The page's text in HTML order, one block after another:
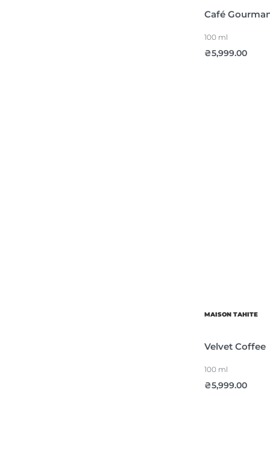
Café
100 ml
₴5,999.00
MAISON TAHITE
Velvet Coffee
100 ml
₴5,999.00